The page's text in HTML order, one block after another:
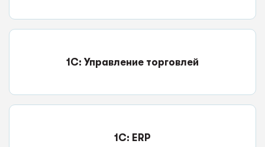
1С: Управление торговлей
1C: ERP